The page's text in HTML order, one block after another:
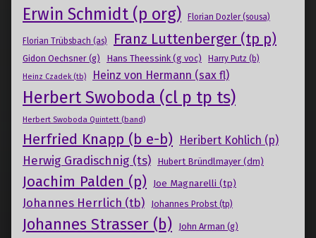
Erwin Schmidt (p org) Florian Dozler (sousa)
Florian Trübsbach (as) Franz Luttenberger (tp p)
Gidon Oechsner (g) Hans Theessink (g voc) Harry Putz (b)
Heinz Czadek (tb) Heinz von Hermann (sax fl)
Herbert Swoboda (cl p tp ts)
Herbert Swoboda Quintett (band)
Herfried Knapp (b e-b) Heribert Kohlich (p)
Herwig Gradischnig (ts) Hubert Bründlmayer (dm)
Joachim Palden (p) Joe Magnarelli (tp)
Johannes Herrlich (tb) Johannes Probst (tp)
Johannes Strasser (b) John Arman (g)